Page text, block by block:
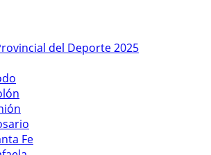
del Deporte 2025
Fe